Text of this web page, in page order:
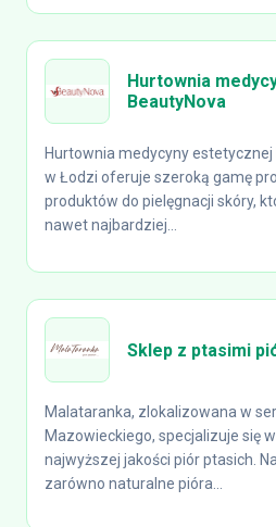
Hurtownia
BeautyNova
Hurtownia medycyny
w Łodzi oferuje szeroką gamę
produktów do pielęgnacji skóry,
nawet najbardziej...
Sklep z ptasimi
Malataranka, zlokalizowana w
Mazowieckiego, specjalizuje się
najwyższej jakości piór ptasich.
zarówno naturalne pióra...